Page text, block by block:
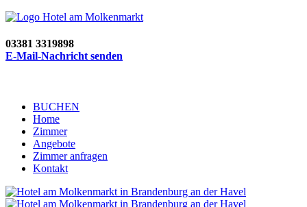
03381 3319898
E-Mail-Nachricht senden
BUCHEN
Home
Zimmer
Angebote
Zimmer anfragen
Kontakt